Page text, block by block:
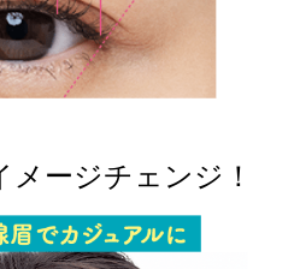
ージチェンジ！